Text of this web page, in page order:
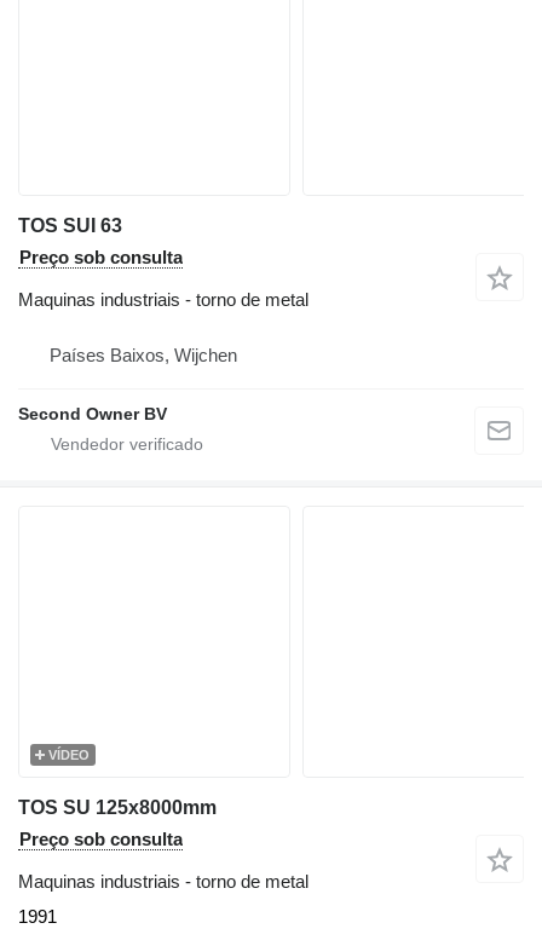
TOS SUI 63
Preço sob consulta
Maquinas industriais - torno de metal
Países Baixos, Wijchen
Second Owner BV
VÍDEO
TOS SU 125x8000mm
Preço sob consulta
Maquinas industriais - torno de metal
1991